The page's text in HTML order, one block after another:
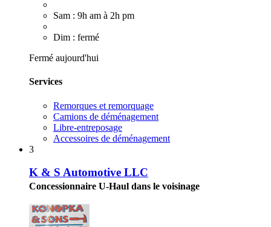
Sam : 9h am à 2h pm
Dim : fermé
Fermé aujourd'hui
Services
Remorques et remorquage
Camions de déménagement
Libre-entreposage
Accessoires de déménagement
3
K & S Automotive LLC
Concessionnaire U-Haul dans le voisinage